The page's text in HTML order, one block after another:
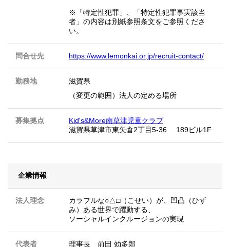
※「特定性犯罪」、「特定性犯罪事実該当
者」の内容は別紙参照条文をご参照くださ
い。
問合せ先 https://www.lemonkai.or.jp/recruit-contact/
勤務地
滋賀県
（変更の範囲）法人の定める場所
募集拠点
Kid's&More南草津児童クラブ
滋賀県草津市東矢倉2丁目5-36 189ビル1F
企業情報
法人理念
カラフルな○△□（こせい）が、凹凸（ひず
み）ある世界で躍動する、
ソーシャルインクルージョンの実現
代表者 理事長 前田 効多郎